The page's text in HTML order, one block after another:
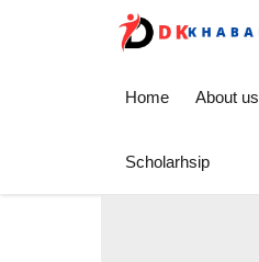
Home About us
Scholarhsip